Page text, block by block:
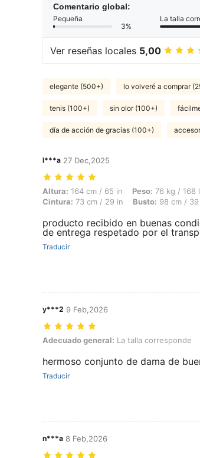
Comentario global:
Pequeña
3%
La talla
Ver reseñas locales 5,00
elegante (500+) lo volveré a comprar
tenis (100+) sin olor (100+)
día de acción de gracias (100+)
l***a 27 Dec,2025
Altura: 164 cm / 65 in, Peso: 76 kg / 168 lbs,
Altura: 164 cm / 65 in Peso: 76 kg / 168
Cintura: 73 cm / 29 in Busto: 98 cm / 39
producto recibido en buenas
de entrega respetado por el
Traducir
y***2 9 Feb,2026
Adecuado general: La talla corresponde, Color:
Adecuado general: La talla corresponde
hermoso conjunto de dama de
Traducir
n***a 8 Feb,2026